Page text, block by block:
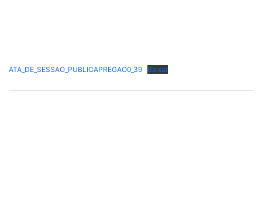
ATA_DE_SESSAO_PUBLICAPREGAO0_39 Baixar